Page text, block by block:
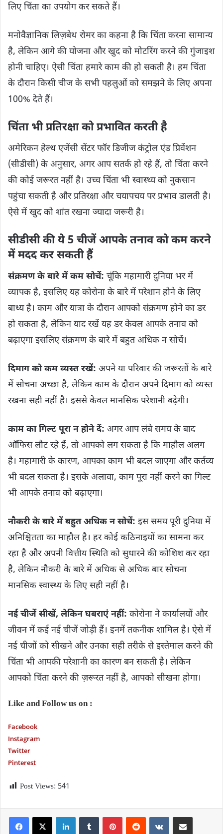
लिए चिंता का उपयोग कर सकते हैं।
मनोवैज्ञानिक लिज़बेथ रोमर का कहना है कि चिंता करना सामान्य
है, लेकिन आगे की योजना और खुद को मोटरिंग करने की गुंजाइश
होनी चाहिए। ऐसी चिंता हमारे काम की हो सकती है। हम चिंता
के दौरान किसी चीज के सभी पहलुओं को समझने के लिए अपना
100% देते हैं।
चिंता भी प्रतिरक्षा को प्रभावित करती है
अमेरिकन हेल्थ एजेंसी सेंटर फॉर डिजीज कंट्रोल एंड प्रिवेंशन
(सीडीसी) के अनुसार, अगर आप सतर्क हो रहे हैं, तो चिंता करने
की कोई जरूरत नहीं है। उच्च चिंता भी स्वास्थ्य को नुकसान
पहुंचा सकती है और प्रतिरक्षा और चयापचय पर प्रभाव डालती है।
ऐसे में खुद को शांत रखना ज्यादा जरूरी है।
सीडीसी की ये 5 चीजें आपके तनाव को कम करने
में मदद कर सकती हैं
संक्रमण के बारे में कम सोचें: चूंकि महामारी दुनिया भर में
व्यापक है, इसलिए यह कोरोना के बारे में परेशान होने के लिए
बाध्य है। काम और यात्रा के दौरान आपको संक्रमण होने का डर
हो सकता है, लेकिन याद रखें यह डर केवल आपके तनाव को
बढ़ाएगा इसलिए संक्रमण के बारे में बहुत अधिक न सोचें।
दिमाग को कम व्यस्त रखें: अपने या परिवार की जरूरतों के बारे
में सोचना अच्छा है, लेकिन काम के दौरान अपने दिमाग को व्यस्त
रखना सही नहीं है। इससे केवल मानसिक परेशानी बढ़ेगी।
काम का गिल्ट पूरा न होने दें: अगर आप लंबे समय के बाद
ऑफिस लौट रहे हैं, तो आपको लग सकता है कि माहौल अलग
है। महामारी के कारण, आपका काम भी बदल जाएगा और कर्तव्य
भी बदल सकता है। इसके अलावा, काम पूरा नहीं करने का गिल्ट
भी आपके तनाव को बढ़ाएगा।
नौकरी के बारे में बहुत अधिक न सोचें: इस समय पूरी दुनिया में
अनिश्चितता का माहौल है। हर कोई कठिनाइयों का सामना कर
रहा है और अपनी वित्तीय स्थिति को सुधारने की कोशिश कर रहा
है, लेकिन नौकरी के बारे में अधिक से अधिक बार सोचना
मानसिक स्वास्थ्य के लिए सही नहीं है।
नई चीजें सीखें, लेकिन घबराएं नहीं: कोरोना ने कार्यालयों और
जीवन में कई नई चीजें जोड़ी हैं। इनमें तकनीक शामिल है। ऐसे में
नई चीजों को सीखने और उनका सही तरीके से इस्तेमाल करने की
चिंता भी आपकी परेशानी का कारण बन सकती है। लेकिन
आपको चिंता करने की ज़रूरत नहीं है, आपको सीखना होगा।
Like and Follow us on :
Facebook
Instagram
Twitter
Pinterest
Post Views: 541